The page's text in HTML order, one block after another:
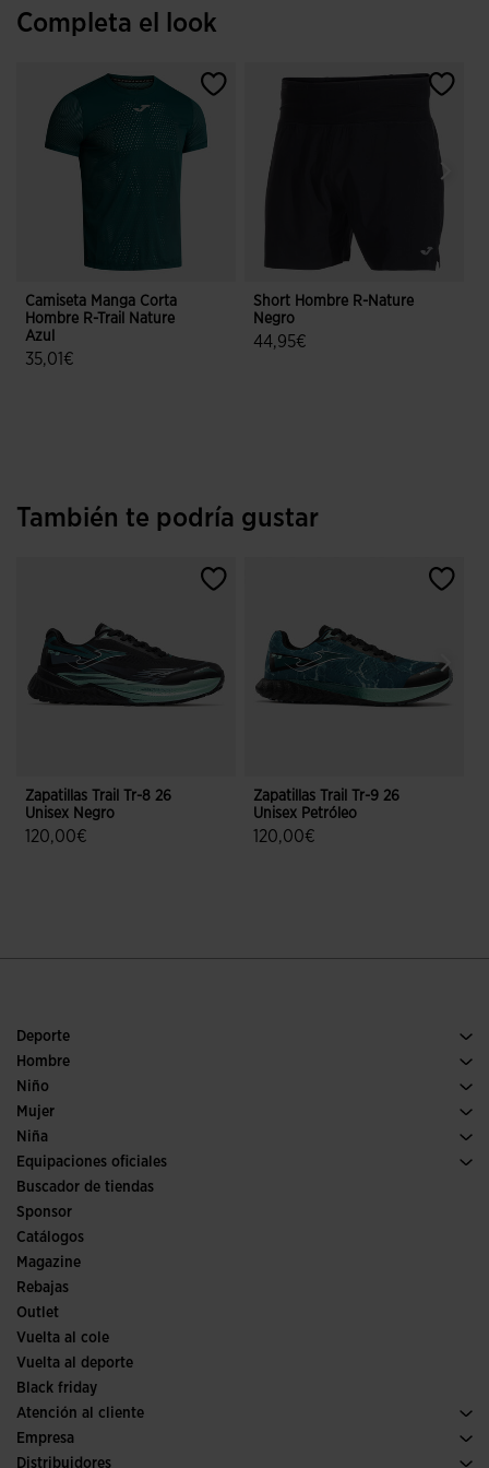
Completa el look
Camiseta Manga Corta
Hombre R-Trail Nature
Azul
35,01€
Short Hombre R-Nature
Negro
44,95€
También te podría gustar
Zapatillas Trail Tr-8 26
Unisex Negro
120,00€
Zapatillas Trail Tr-9 26
Unisex Petróleo
120,00€
Deporte
Running
Pádel
Fútbol
Trail running
Tenis
Hombre
Calzado Hombre
Deporte
Niño
Ver todo ropa niño
Mujer
Ropa Mujer
Deporte
Niña
Ver todo ropa niña
Equipaciones oficiales
Fútbol
Fútbol sala
Comités y Federaciones
Ediciones especiales
Buscador de tiendas
Sponsor
Catálogos
Magazine
Rebajas
Outlet
Vuelta al cole
Vuelta al deporte
Black friday
Atención al cliente
Condiciones de compra
Transporte y entrega
Empresa
Historia
Distribuidores